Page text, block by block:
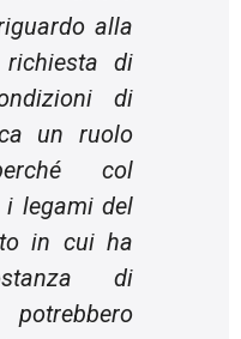
alla
richiesta di
di
un ruolo
col
i legami del
in cui ha
di